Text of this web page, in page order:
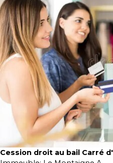
Cession droit au bail Carré